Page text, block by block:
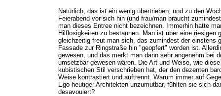
Natürlich, das ist ein wenig übertrieben, und zu den
Feierabend vor sich hin (und frau/man braucht
man dieses Entree nicht bezeichnen. Immerhin hatte
Hilflosigkeiten zu bestaunen. Man ist über eine
gleichzeitig freut man sich, das zumindest der einstens
Fassade zur Ringstraße hin "geopfert" worden ist.
gewesen, und das merkt man dann sehr angenehm bei
umsetzbar gewesen wären. Die Art und Weise, wie
kubistischen Stil verschrieben hat, der den dezenten
Weise kontrastiert und auftrennt. Warum immer auf
Ego heutiger Architekten unzumutbar, fühlten sie sich
desavouiert?